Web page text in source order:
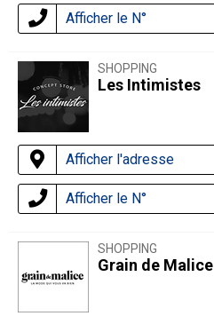
Afficher le N°
SHOPPING
Les Intimistes
Afficher l'adresse
Afficher le N°
SHOPPING
Grain de Malice